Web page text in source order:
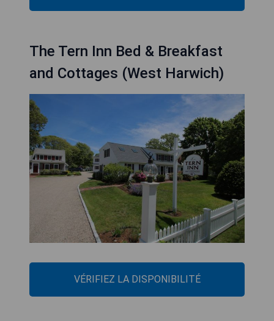
The Tern Inn Bed & Breakfast
and Cottages (West Harwich)
VÉRIFIEZ LA DISPONIBILITÉ